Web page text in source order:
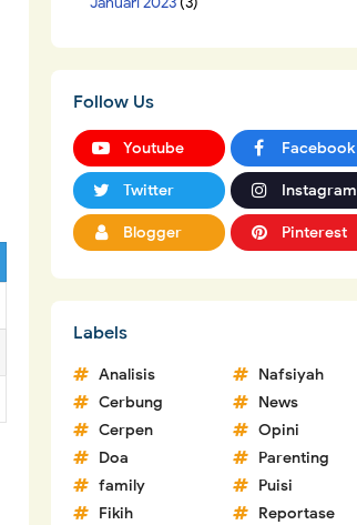
Follow Us
Youtube Facebook
Twitter Instagram
Blogger Pinterest
Labels
Analisis
Cerbung
Cerpen
Doa
family
Fikih
Nafsiyah
News
Opini
Parenting
Puisi
Reportase